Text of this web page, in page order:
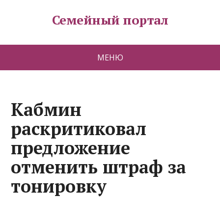
Семейный портал
МЕНЮ
Кабмин
раскритиковал
предложение
отменить штраф за
тонировку